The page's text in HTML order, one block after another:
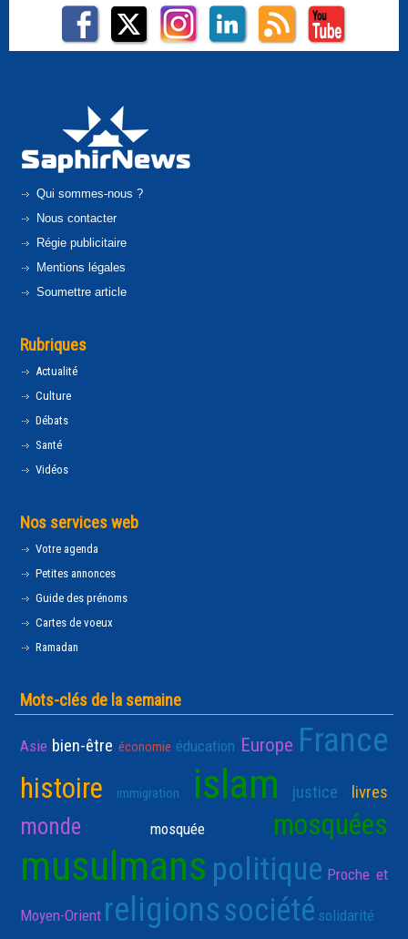
Qui sommes-nous ?
Nous contacter
Régie publicitaire
Mentions légales
Soumettre article
Rubriques
Actualité
Culture
Débats
Santé
Vidéos
Nos services web
Votre agenda
Petites annonces
Guide des prénoms
Cartes de voeux
Ramadan
Mots-clés de la semaine
Asie bien-être économie éducation Europe France
histoire immigration islam justice livres
monde mosquée mosquées
musulmans politique Proche et
Moyen-Orient religionssociété solidarité